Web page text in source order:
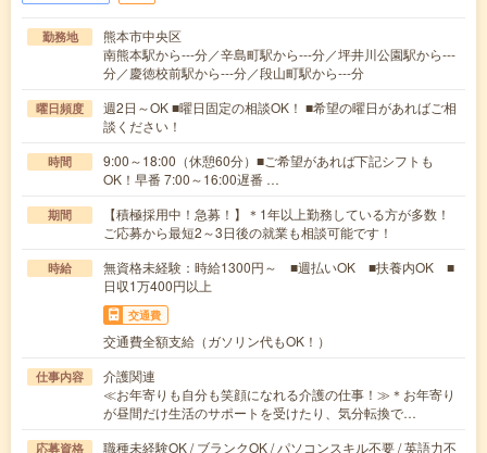
勤務地
熊本市中央区
南熊本駅から---分／辛島町駅から---分／坪井川公園駅から---
分／慶徳校前駅から---分／段山町駅から---分
曜日頻度
週2日～OK ■曜日固定の相談OK！ ■希望の曜日があればご相
談ください！
時間
9:00～18:00（休憩60分）■ご希望があれば下記シフトも
OK！早番 7:00～16:00遅番 …
期間
【積極採用中！急募！】＊1年以上勤務している方が多数！
ご応募から最短2～3日後の就業も相談可能です！
時給
無資格未経験：時給1300円～ ■週払いOK ■扶養内OK ■
日収1万400円以上
交通費
交通費全額支給（ガソリン代もOK！）
仕事内容
介護関連
≪お年寄りも自分も笑顔になれる介護の仕事！≫＊お年寄り
が昼間だけ生活のサポートを受けたり、気分転換で…
応募資格
職種未経験OK / ブランクOK / パソコンスキル不要 / 英語力不